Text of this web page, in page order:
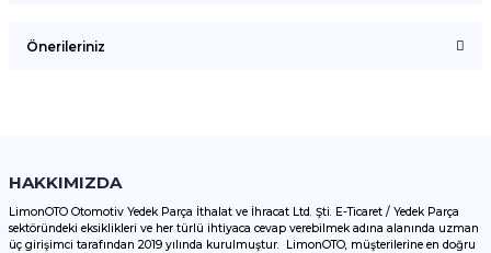
Önerileriniz
Görüş ve önerileriniz için teşekkür ederiz.
Ürün resmi kalitesiz, bozuk veya görüntülenemiyor.
HAKKIMIZDA
LimonOTO Otomotiv Yedek Parça İthalat ve İhracat Ltd. Şti. E-Ticaret / Yedek Parça
sektöründeki eksiklikleri ve her türlü ihtiyaca cevap verebilmek adına alanında uzman
üç girişimci tarafından 2019 yılında kurulmuştur. LimonOTO, müşterilerine en doğru